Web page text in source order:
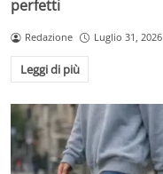
perfetti
Redazione Luglio 31, 2026
Leggi di più